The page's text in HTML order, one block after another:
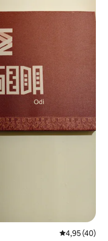
Gemiddelde
4,95 (40)